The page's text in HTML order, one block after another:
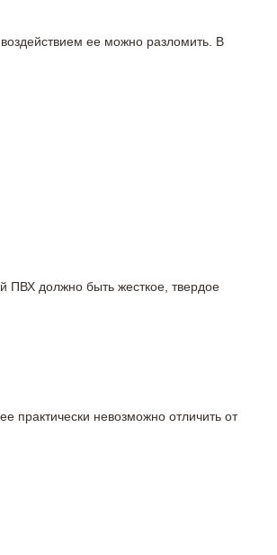
ее можно разломить. В
ПВХ должно быть жесткое, твердое
практически невозможно отличить от